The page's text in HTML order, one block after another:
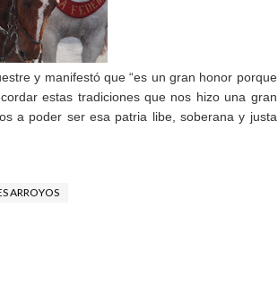
y manifestó que “es un gran honor porque
estas tradiciones que nos hizo una gran
a poder ser esa patria libe, soberana y justa
ARROYOS